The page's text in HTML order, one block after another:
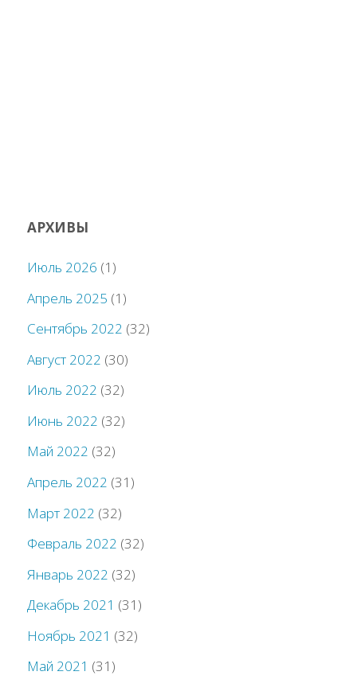
АРХИВЫ
Июль 2026 (1)
Апрель 2025 (1)
Сентябрь 2022 (32)
Август 2022 (30)
Июль 2022 (32)
Июнь 2022 (32)
Май 2022 (32)
Апрель 2022 (31)
Март 2022 (32)
Февраль 2022 (32)
Январь 2022 (32)
Декабрь 2021 (31)
Ноябрь 2021 (32)
Май 2021 (31)